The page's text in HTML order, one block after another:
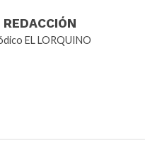
EL LORQUINO